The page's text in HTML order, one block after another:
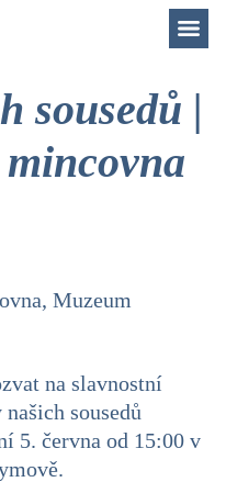
sousedů |
Muzeum
na slavnostní
sousedů
5. června od 15:00 v